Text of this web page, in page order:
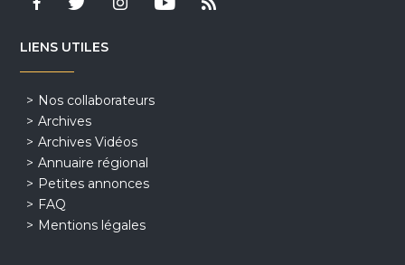
LIENS UTILES
Nos collaborateurs
Archives
Archives Vidéos
Annuaire régional
Petites annonces
FAQ
Mentions légales